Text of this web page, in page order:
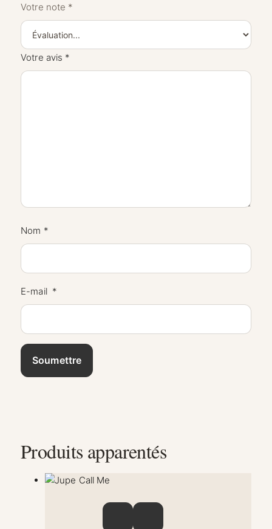
Votre note *
Votre avis *
Nom *
E-mail *
Produits apparentés